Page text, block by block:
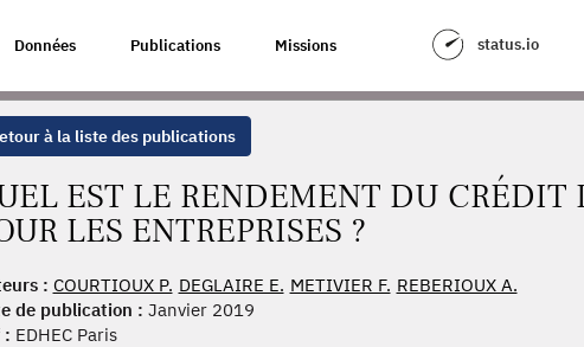
Données Publications Missions status.io
DU CRÉDIT IMPÔT RECHERCHE POUR LES ENTREPRISES ?
à la liste des publications
EST LE RENDEMENT DU CRÉDIT
LES ENTREPRISES ?
: COURTIOUX P. DEGLAIRE E. METIVIER F. REBERIOUX A.
de publication : Janvier 2019
: EDHEC Paris